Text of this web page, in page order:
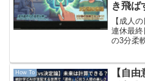
き飛ば
【成人
連休最
の3分柔
出を祝
How To
【自